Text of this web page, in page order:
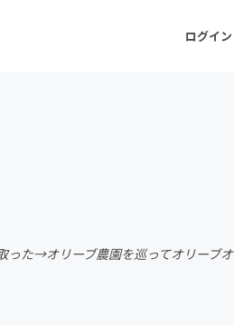
ログイン
ファッション
った→オリーブ農園を巡ってオリーブオ